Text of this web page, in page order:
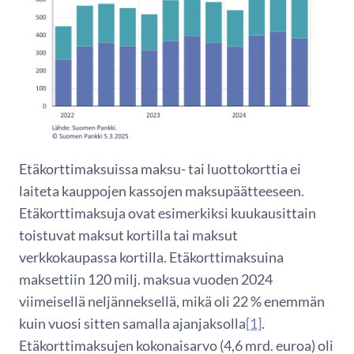
Etäkorttimaksuissa maksu- tai luottokorttia ei
laiteta kauppojen kassojen maksupäätteeseen.
Etäkorttimaksuja ovat esimerkiksi kuukausittain
toistuvat maksut kortilla tai maksut
verkkokaupassa kortilla. Etäkorttimaksuina
maksettiin 120 milj. maksua vuoden 2024
viimeisellä neljänneksellä, mikä oli 22 % enemmän
kuin vuosi sitten samalla ajanjaksolla[1].
Etäkorttimaksujen kokonaisarvo (4,6 mrd. euroa) oli